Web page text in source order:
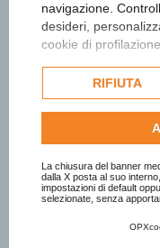
navigazione.
desideri,
cookie di
dell'utente e, se
per personalizzare
informazioni su
politica
Consulta
RIFIUTA
La chiusura del banner
dalla X posta al suo
impostazioni di default
selezionate, senza
Ottieni